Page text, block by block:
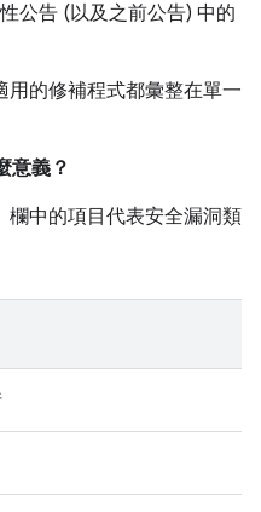
公告 (以及之前公告) 中的
的修補程式都彙整在單一
意義？
欄中的項目代表安全漏洞類